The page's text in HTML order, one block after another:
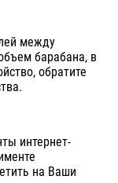
между
барабана, в
обратите
интернет-
на Ваши